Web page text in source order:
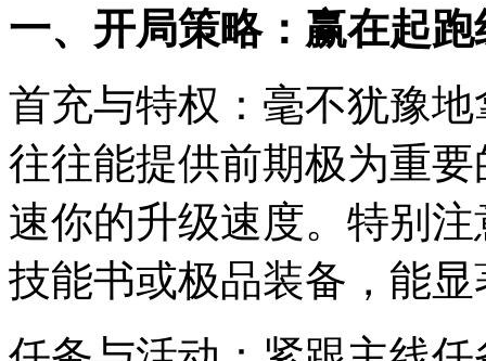
一、开局策略：赢在起跑
首充与特权：毫不犹豫
往往能提供前期极为重
速你的升级速度。特别
技能书或极品装备，能